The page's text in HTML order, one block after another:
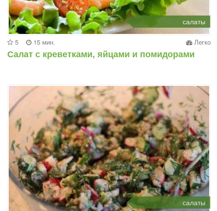
салаты
5 15 мин. Легко
Салат с креветками, яйцами и помидорами
салаты